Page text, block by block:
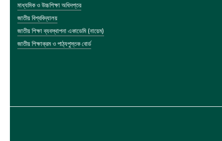
মাধ্যমিক ও উচ্চশিক্ষা অধিদপ্তর
জাতীয় বিশ্ববিদ্যালয়
জাতীয় শিক্ষা ব্যবস্থাপনা একাডেমি (নায়েম)
জাতীয় শিক্ষাক্রম ও পাঠ্যপুস্তক বোর্ড